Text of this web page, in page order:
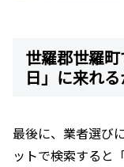
世羅郡世羅
日」に来れ
最後に、業者選び
ットで検索すると